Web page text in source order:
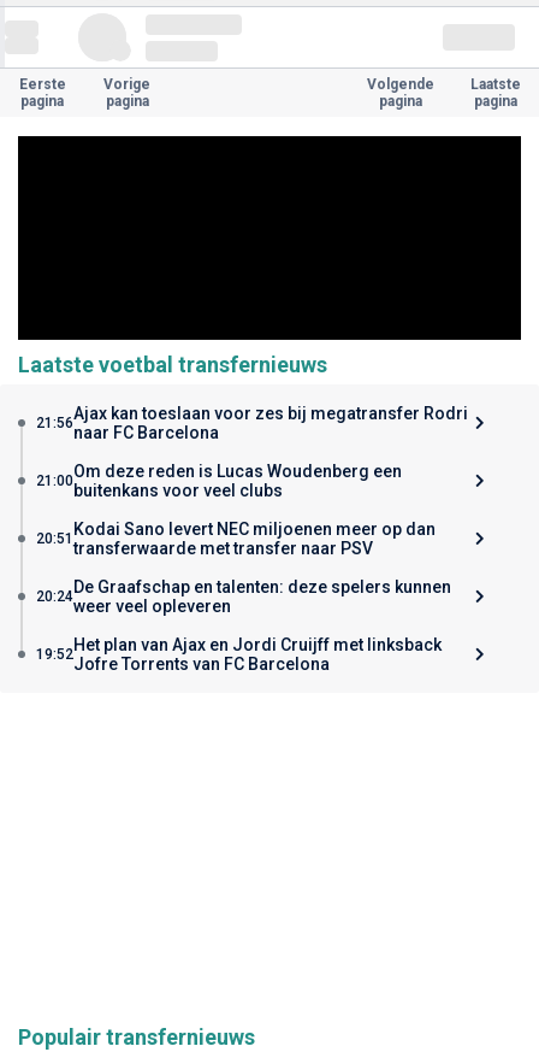
Eerste
pagina
Vorige
pagina
Volgende
pagina
Laatste
pagina
Laatste voetbal transfernieuws
21:56Ajax kan toeslaan voor zes bij megatransfer Rodri
naar FC Barcelona
21:00Om deze reden is Lucas Woudenberg een
buitenkans voor veel clubs
20:51 Kodai Sano levert NEC miljoenen meer op dan
transferwaarde met transfer naar PSV
20:24De Graafschap en talenten: deze spelers kunnen
weer veel opleveren
19:52Het plan van Ajax en Jordi Cruijff met linksback
Jofre Torrents van FC Barcelona
Populair transfernieuws